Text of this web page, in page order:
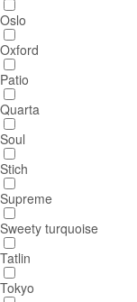
Oslo
Oxford
Patio
Quarta
Soul
Stich
Supreme
Sweety turquoise
Tatlin
Tokyo